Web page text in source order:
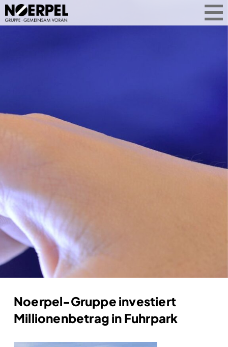
Unternehmensgruppe auf einen Blick.
Ob Geschäftsentwicklung, Services
oder Standorterweiterung: Sie
erfahren, was Noerpel bewegt –
Noerpel-Gruppe investiert
Millionenbetrag in Fuhrpark